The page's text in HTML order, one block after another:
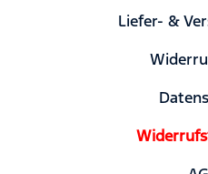
Liefer- &